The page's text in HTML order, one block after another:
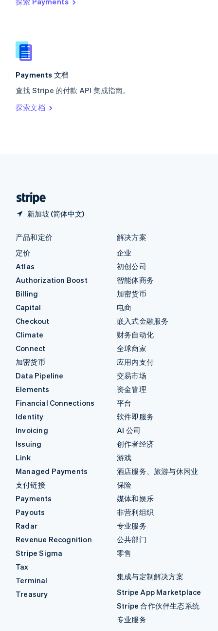
Payments 文档
查找 Stripe 的付款 API 集成指南。
探索文档
新加坡 (简体中文)
西班牙
新西兰
English
匈牙利
English
ItalianoEnglish
印度
English
产品和定价
定价
Atlas
Authorization Boost
Billing
Capital
Checkout
Climate
Connect
加密货币
Data Pipeline
Elements
Financial Connections
Identity
Invoicing
Issuing
Link
Managed Payments
支付链接
Payments
Payouts
Radar
Revenue Recognition
Stripe Sigma
Tax
Terminal
Treasury
解决方案
企业
初创公司
智能体商务
加密货币
电商
嵌入式金融服务
财务自动化
全球商家
应用内支付
交易市场
资金管理
平台
软件即服务
AI 公司
创作者经济
游戏
酒店服务、旅游与休闲业
保险
媒体和娱乐
非营利组织
专业服务
公共部门
零售
集成与定制解决方案
Stripe App Marketplace
Stripe 合作伙伴生态系统
专业服务